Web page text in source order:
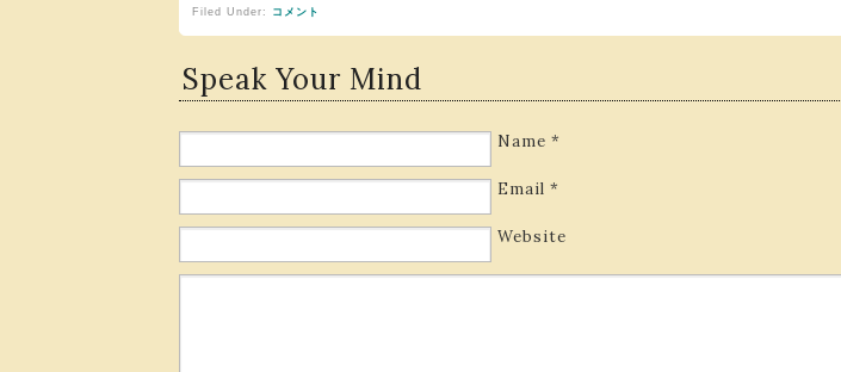
Filed Under: コメント
Speak Your Mind
Name *
Email *
Website